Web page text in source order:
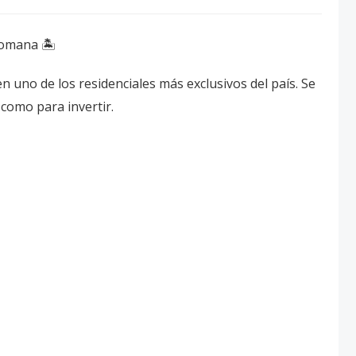
🏝️
uno de los residenciales más exclusivos del país. Se
para invertir.